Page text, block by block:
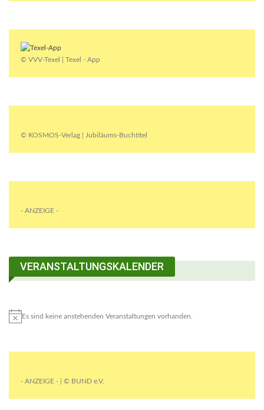
© VVV-Texel | Texel - App
© KOSMOS-Verlag | Jubiläums-Buchtitel
- ANZEIGE -
VERANSTALTUNGSKALENDER
Es sind keine anstehenden Veranstaltungen vorhanden.
- ANZEIGE - | © BUND e.V.